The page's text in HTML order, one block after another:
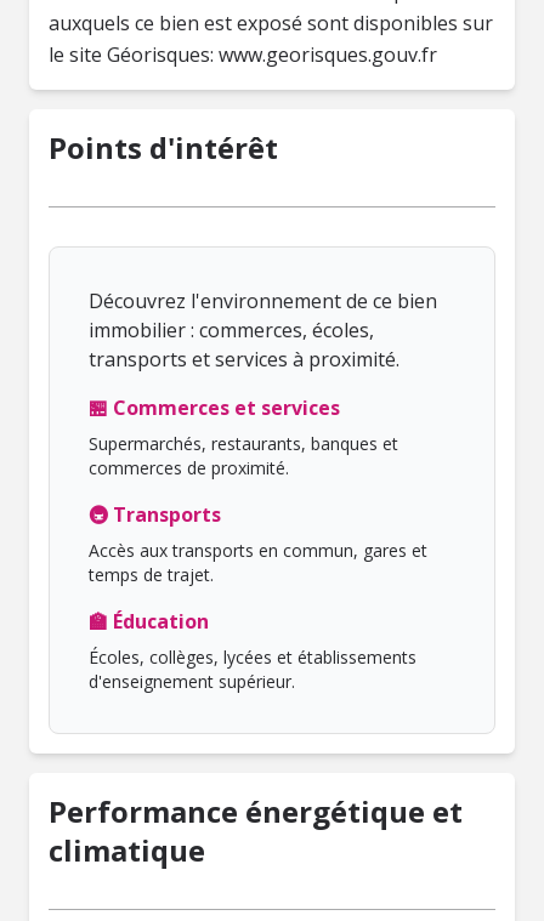
auxquels ce bien est exposé sont disponibles sur
le site Géorisques: www.georisques.gouv.fr
Points d'intérêt
Découvrez l'environnement de ce bien
immobilier : commerces, écoles,
transports et services à proximité.
🏪 Commerces et services
Supermarchés, restaurants, banques et
commerces de proximité.
🚇 Transports
Accès aux transports en commun, gares et
temps de trajet.
🏫 Éducation
Écoles, collèges, lycées et établissements
d'enseignement supérieur.
Performance énergétique et
climatique